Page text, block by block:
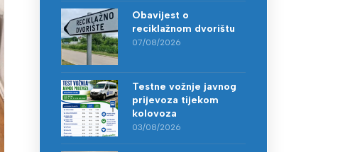
Obavijest o
reciklažnom dvorištu
07/08/2026
Testne vožnje javnog
prijevoza tijekom
kolovoza
03/08/2026